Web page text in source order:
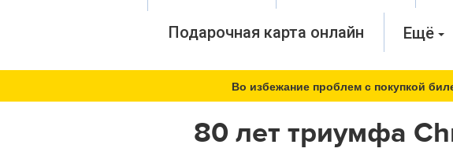
Подарочная карта онлайн Ещё
Во избежание проблем с покупкой
80 лет триумфа